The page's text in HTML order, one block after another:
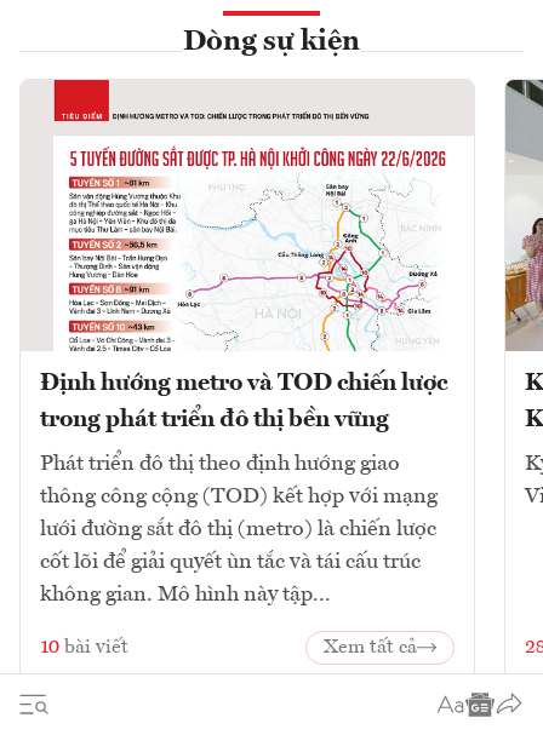
Dòng sự kiện
Định hướng metro và TOD chiến lược
trong phát triển đô thị bền vững
Phát triển đô thị theo định hướng giao
thông công cộng (TOD) kết hợp với mạng
lưới đường sắt đô thị (metro) là chiến lược
cốt lõi để giải quyết ùn tắc và tái cấu trúc
không gian. Mô hình này tập...
10 bài viết Xem tất cả